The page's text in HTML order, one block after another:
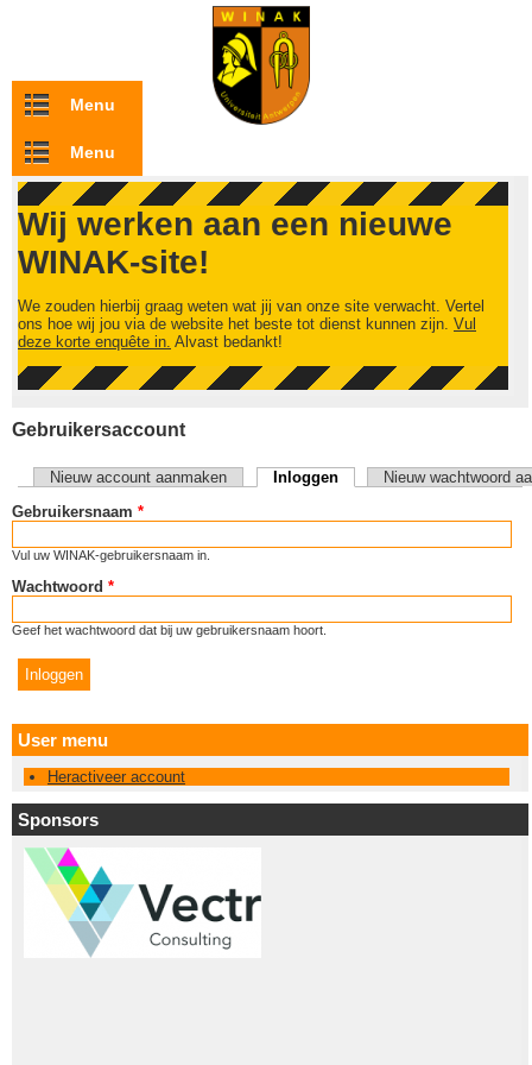
Overslaan en naar de inhoud gaan
Menu
Menu
Wij werken aan een nieuwe
WINAK-site!
We zouden hierbij graag weten wat jij van onze site verwacht. Vertel
ons hoe wij jou via de website het beste tot dienst kunnen zijn. Vul
deze korte enquête in. Alvast bedankt!
Gebruikersaccount
Primaire tabs
Nieuw account aanmaken Inloggen(actieve tabblad)
Nieuw wachtwoord
Gebruikersnaam *
Vul uw WINAK-gebruikersnaam in.
Wachtwoord *
Geef het wachtwoord dat bij uw gebruikersnaam hoort.
User menu
Heractiveer account
Sponsors